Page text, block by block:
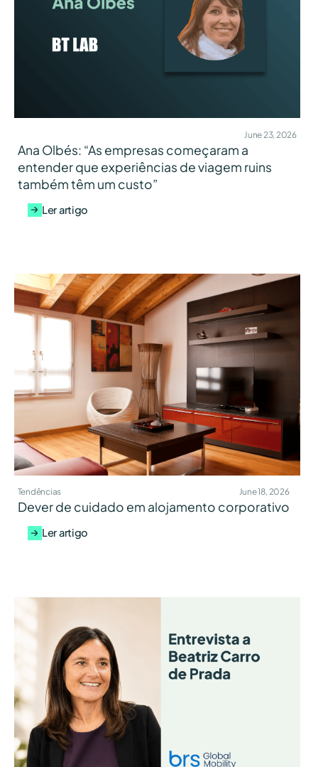
June 23, 2026
Ana Olbés: “As empresas começaram a
entender que experiências de viagem ruins
também têm um custo”
Ler artigo
Tendências June 18, 2026
Dever de cuidado em alojamento corporativo
Ler artigo